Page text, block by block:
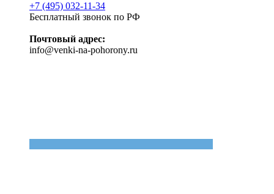
+7 (495) 032-11-34
Бесплатный звонок по РФ
Почтовый адрес:
info@venki-na-pohorony.ru